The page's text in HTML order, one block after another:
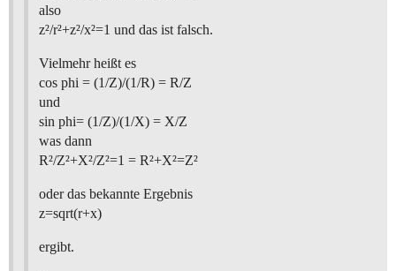
also
z²/r²+z²/x²=1 und das ist falsch.
Vielmehr heißt es
cos phi = (1/Z)/(1/R) = R/Z
und
sin phi= (1/Z)/(1/X) = X/Z
was dann
R²/Z²+X²/Z²=1 = R²+X²=Z²
oder das bekannte Ergebnis
z=sqrt(r+x)
ergibt.